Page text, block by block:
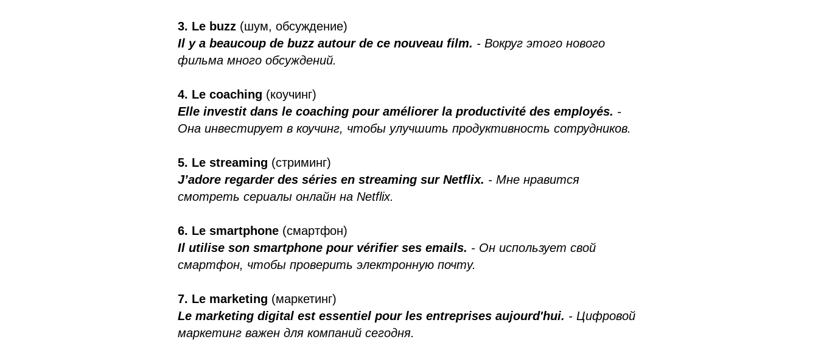
3. Le buzz (шум, обсуждение)
Il y a beaucoup de buzz autour de ce nouveau film. - Вокруг этого нового
фильма много обсуждений.
4. Le coaching (коучинг)
Elle investit dans le coaching pour améliorer la productivité des employés. -
Она инвестирует в коучинг, чтобы улучшить продуктивность сотрудников.
5. Le streaming (стриминг)
J’adore regarder des séries en streaming sur Netflix. - Мне нравится
смотреть сериалы онлайн на Netflix.
6. Le smartphone (смартфон)
Il utilise son smartphone pour vérifier ses emails. - Он использует свой
смартфон, чтобы проверить электронную почту.
7. Le marketing (маркетинг)
Le marketing digital est essentiel pour les entreprises aujourd'hui. - Цифровой
маркетинг важен для компаний сегодня.